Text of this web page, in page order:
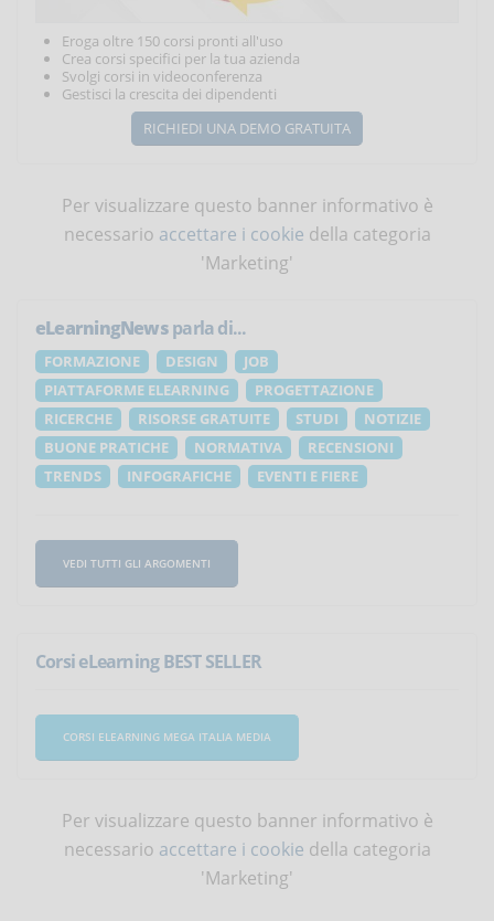
Eroga oltre 150 corsi pronti all'uso
Crea corsi specifici per la tua azienda
Svolgi corsi in videoconferenza
Gestisci la crescita dei dipendenti
RICHIEDI UNA DEMO GRATUITA
Per visualizzare questo banner informativo è
necessario accettare i cookie della categoria
'Marketing'
eLearningNewsparla di...
FORMAZIONE DESIGN
JOB
PIATTAFORME ELEARNING
PROGETTAZIONE
RICERCHE
RISORSE GRATUITE STUDI
NOTIZIE
BUONE PRATICHE
NORMATIVA
RECENSIONI
TRENDS
INFOGRAFICHE EVENTI E FIERE
VEDI TUTTI GLI ARGOMENTI
Corsi eLearning BEST SELLER
CORSI ELEARNING MEGA ITALIA MEDIA
Per visualizzare questo banner informativo è
necessario accettare i cookie della categoria
'Marketing'